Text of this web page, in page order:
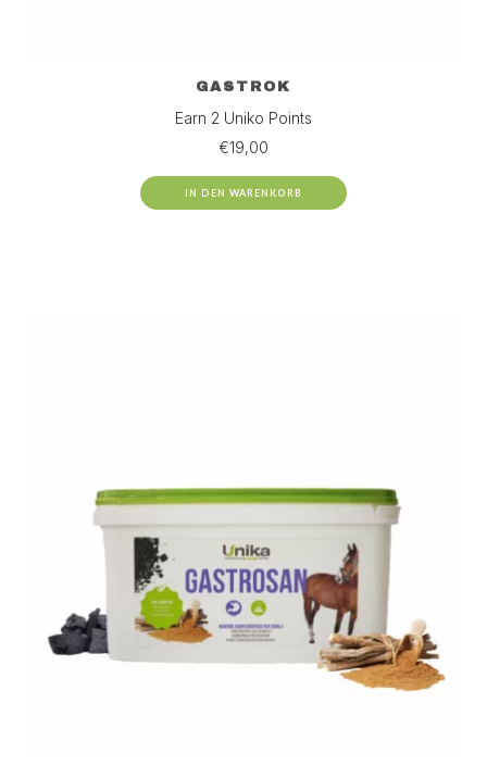
GASTROK
Earn 2 Uniko Points
€19,00
IN DEN WARENKORB